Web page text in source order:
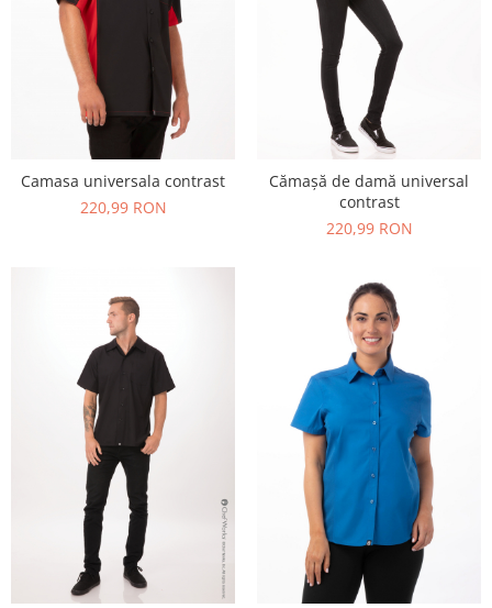
Camasa universala contrast
220,99 RON
Cămașă de damă universal
contrast
220,99 RON